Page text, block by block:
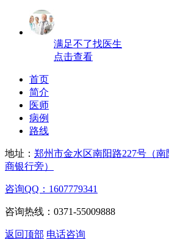
满足不了找医生
点击查看
首页
简介
医师
病例
路线
地址： 郑州市金水区南阳路227号（
商银行旁）
咨询QQ：1607779341
咨询热线：0371-55009888
返回顶部 电话咨询